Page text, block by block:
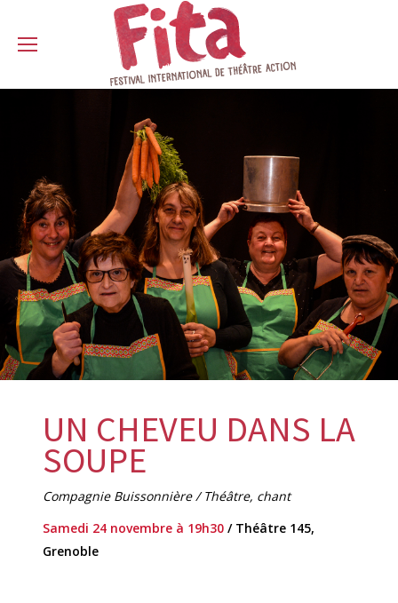
UN CHEVEU DANS LA
SOUPE
Compagnie Buissonnière / Théâtre, chant
Samedi 24 novembre à 19h30 / Théâtre 145,
Grenoble